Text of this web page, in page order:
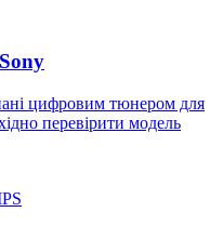
цифровим тюнером для
перевірити модель